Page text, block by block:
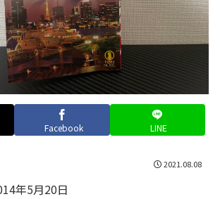
Facebook LINE
2021.08.08
年5月20日